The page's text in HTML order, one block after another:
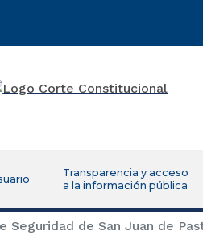
Transparencia y acceso
a la información pública
Seguridad de San Juan de